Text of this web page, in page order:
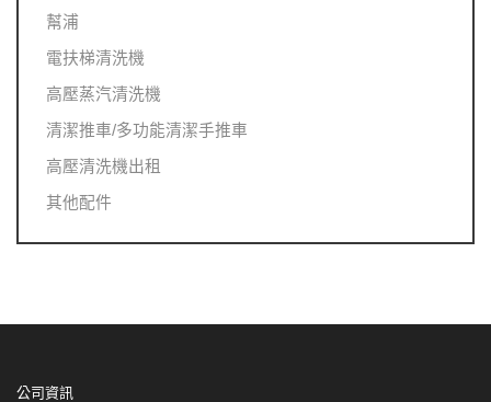
幫浦
電扶梯清洗機
高壓蒸汽清洗機
清潔推車/多功能清潔手推車
高壓清洗機出租
其他配件
公司資訊